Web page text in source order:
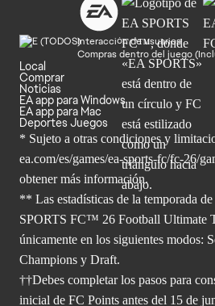
Interacción de usuarios
Compras dentro del juego
Local
Comprar
Noticias
EA app para Windows
EA app para Mac
Deportes Juegos
* Sujeto a otras condiciones y
ea.com/es/games/ea-sports-fc/fc-26/
obtenermás información.
** Las estadísticas de la temporada
SPORTS FC™ 26 Football Ultimate
únicamente en los siguientes modos:
Champions y Draft.
††Debes completar los pasos para
inicial de FC Points antes del 15 de